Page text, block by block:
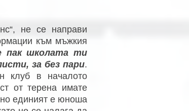
не се направи
към мъжкия
пак школата ти
за без пари.
клуб в началото
от терена имате
но единият е юноша